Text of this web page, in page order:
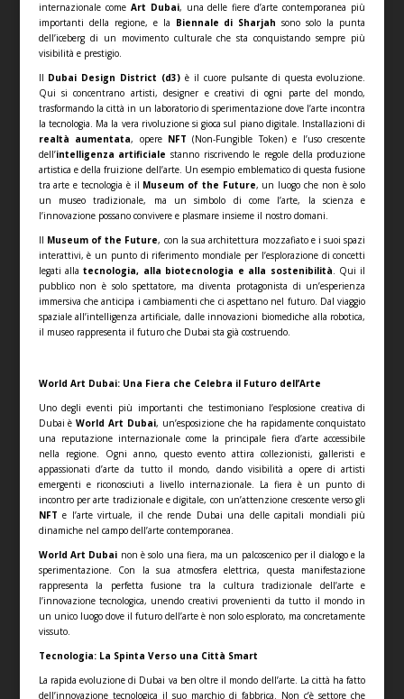
internazionale come Art Dubai, una delle fiere d’arte contemporanea più
importanti della regione, e la Biennale di Sharjah sono solo la punta
dell’iceberg di un movimento culturale che sta conquistando sempre più
visibilità e prestigio.
Il Dubai Design District (d3) è il cuore pulsante di questa evoluzione.
Qui si concentrano artisti, designer e creativi di ogni parte del mondo,
trasformando la città in un laboratorio di sperimentazione dove l’arte incontra
la tecnologia. Ma la vera rivoluzione si gioca sul piano digitale. Installazioni di
realtà aumentata, opere NFT (Non-Fungible Token) e l’uso crescente
dell’intelligenza artificiale stanno riscrivendo le regole della produzione
artistica e della fruizione dell’arte. Un esempio emblematico di questa fusione
tra arte e tecnologia è il Museum of the Future, un luogo che non è solo
un museo tradizionale, ma un simbolo di come l’arte, la scienza e
l’innovazione possano convivere e plasmare insieme il nostro domani.
Il Museum of the Future, con la sua architettura mozzafiato e i suoi spazi
interattivi, è un punto di riferimento mondiale per l’esplorazione di concetti
legati allatecnologia, alla biotecnologia e alla sostenibilità. Qui il
pubblico non è solo spettatore, ma diventa protagonista di un’esperienza
immersiva che anticipa i cambiamenti che ci aspettano nel futuro. Dal viaggio
spaziale all’intelligenza artificiale, dalle innovazioni biomediche alla robotica,
il museo rappresenta il futuro che Dubai sta già costruendo.
World Art Dubai: Una Fiera che Celebra il Futuro dell’Arte
Uno degli eventi più importanti che testimoniano l’esplosione creativa di
Dubai èWorld Art Dubai, un’esposizione che ha rapidamente conquistato
una reputazione internazionale come la principale fiera d’arte accessibile
nella regione. Ogni anno, questo evento attira collezionisti, galleristi e
appassionati d’arte da tutto il mondo, dando visibilità a opere di artisti
emergenti e riconosciuti a livello internazionale. La fiera è un punto di
incontro per arte tradizionale e digitale, con un’attenzione crescente verso gli
NFT e l’arte virtuale, il che rende Dubai una delle capitali mondiali più
dinamiche nel campo dell’arte contemporanea.
World Art Dubai non è solo una fiera, ma un palcoscenico per il dialogo e la
sperimentazione. Con la sua atmosfera elettrica, questa manifestazione
rappresenta la perfetta fusione tra la cultura tradizionale dell’arte e
l’innovazione tecnologica, unendo creativi provenienti da tutto il mondo in
un unico luogo dove il futuro dell’arte è non solo esplorato, ma concretamente
vissuto.
Tecnologia: La Spinta Verso una Città Smart
La rapida evoluzione di Dubai va ben oltre il mondo dell’arte. La città ha fatto
dell’innovazione tecnologica il suo marchio di fabbrica. Non c’è settore che